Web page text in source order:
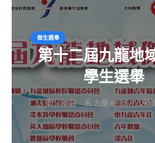
傑生選舉
第十二屆九龍地
學生選舉
6 年前 九傑 KROSA